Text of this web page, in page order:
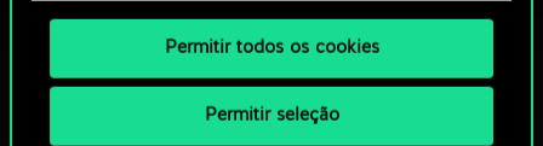
Permitir todos os cookies
Permitir seleção